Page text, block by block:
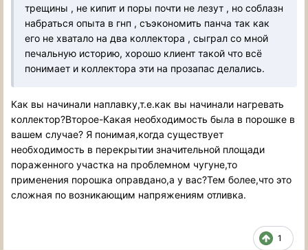
трещины , не кипит и поры почти не лезут , но соблазн
набраться опыта в гнп , съэкономить панча так как
его не хватало на два коллектора , сыграл со мной
печальную историю, хорошо клиент такой что всё
понимает и коллектора эти на прозапас делались.
Как вы начинали наплавку,т.е.как вы начинали нагревать
коллектор?Второе-Какая необходимость была в порошке в
вашем случае? Я понимая,когда существует
необходимость в перекрытии значительной площади
пораженного участка на проблемном чугуне,то
применения порошка оправдано,а у вас?Тем более,что это
сложная по возникающим напряжениям отливка.
1